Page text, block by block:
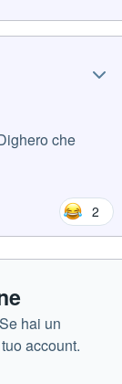
che
2
hai un
account.